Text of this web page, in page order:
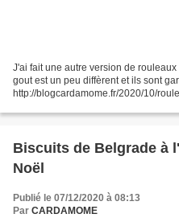
J'ai fait une autre version de
gout est un peu diffèrent et ils sont
http://blogcardamome.fr/2020/10/
Biscuits de Belgrade à
Noël
Publié le 07/12/2020 à 08:13
Par CARDAMOME